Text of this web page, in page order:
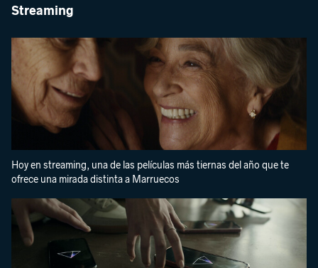
Streaming
Hoy en streaming, una de las películas más tiernas del año que te
ofrece una mirada distinta a Marruecos